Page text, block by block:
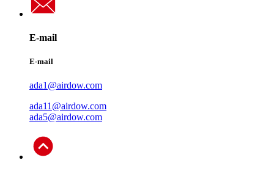
E-mail
E-mail
ada1@airdow.com
ada11@airdow.com
ada5@airdow.com